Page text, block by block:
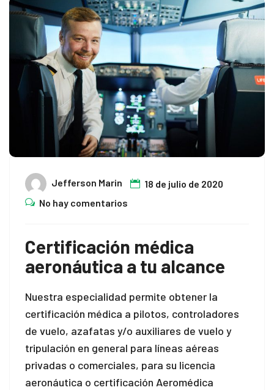
Jefferson Marin
18 de julio de 2020
No hay comentarios
Certificación médica
aeronáutica a tu alcance
Nuestra especialidad permite obtener la
certificación médica a pilotos, controladores
de vuelo, azafatas y/o auxiliares de vuelo y
tripulación en general para líneas aéreas
privadas o comerciales, para su licencia
aeronáutica o certificación Aeromédica